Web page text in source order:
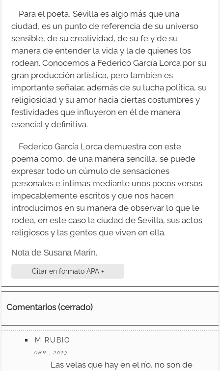
Para el poeta, Sevilla es algo más que una
ciudad, es un punto de referencia de su universo
sensible, de su creatividad, de su fe y de su
manera de entender la vida y la de quienes los
rodean. Conocemos a Federico García Lorca por su
gran producción artística, pero también es
importante señalar, además de su lucha política, su
religiosidad y su amor hacia ciertas costumbres y
festividades que influyeron en él de manera
esencial y definitiva.
Federico García Lorca demuestra con este
poema como, de una manera sencilla, se puede
expresar todo un cúmulo de sensaciones
personales e íntimas mediante unos pocos versos
impecablemente escritos y que nos hacen
introducirnos en su manera de observar lo que le
rodea, en este caso la ciudad de Sevilla, sus actos
religiosos y las gentes que viven en ella.
Nota de Susana Marín.
Citar en formato APA +
Comentarios (cerrado)
M RUBIO
ABR., 2023
Las velas que hay en el río, no son de